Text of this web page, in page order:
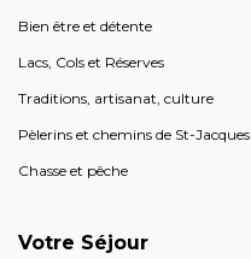
Bien être et détente
Lacs, Cols et Réserves
Traditions, artisanat, culture
Pèlerins et chemins de St-Jacques
Chasse et pêche
Votre Séjour